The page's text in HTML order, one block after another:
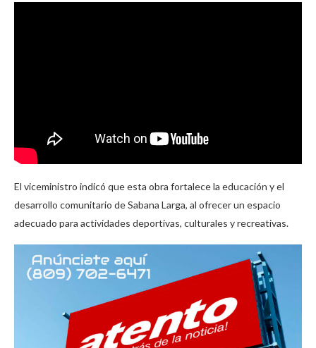
El viceministro indicó que esta obra fortalece la educación y el
desarrollo comunitario de Sabana Larga, al ofrecer un espacio
adecuado para actividades deportivas, culturales y recreativas.